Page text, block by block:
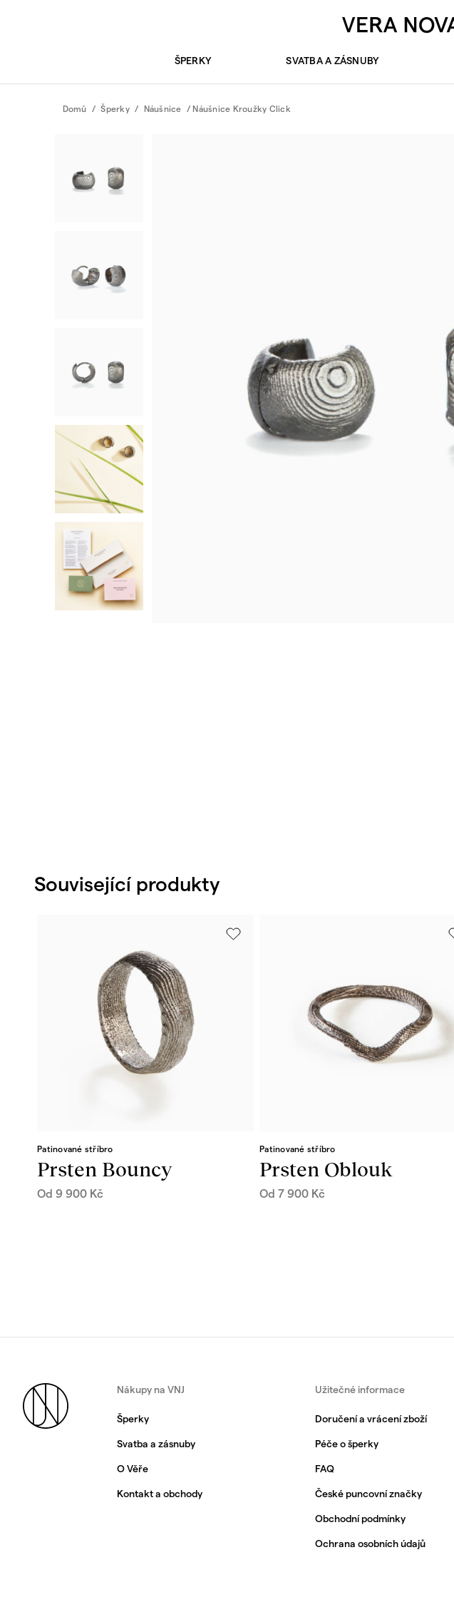
ŠPERKY SVATBA A ZÁSNUBY
Domů / Šperky / Náušnice / Náušnice Kroužky Click
Související produkty
Patinované stříbro
Prsten Bouncy
Od 9 900 Kč
Patinované stříbro
Prsten Oblouk
Od 7 900 Kč
Nákupy na VNJ
Šperky
Svatba a zásnuby
O Věře
Kontakt a obchody
Užitečné informace
Doručení a vrácení zboží
Péče o šperky
FAQ
České puncovní značky
Obchodní podmínky
Ochrana osobních údajů